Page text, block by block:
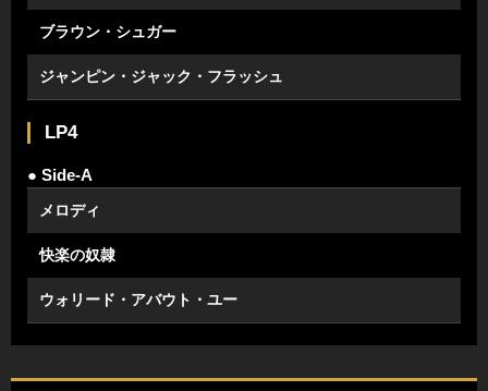
ブラウン・シュガー
ジャンピン・ジャック・フラッシュ
LP4
● Side-A
メロディ
快楽の奴隷
ウォリード・アバウト・ユー